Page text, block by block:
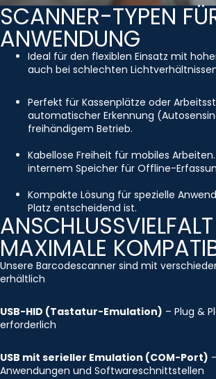
SCANNER-TYPEN
ANWENDUNG
Ideal für den flexiblen Einsatz mit
auch bei schlechten
Perfekt für Kassenplätze oder
automatischer Erkennung
freihändigem Betrieb.
Kabellose Freiheit für mobiles
internem Speicher für Offline-
Kompakte Lösung für spezielle
Platz entscheidend ist.
MAXIMALE
Unsere Barcodescanner sind mit
erhältlich
USB-HID (Tastatur-Emulation) – Plug &
erforderlich
USB mit serieller Emulation (COM-Port)
Anwendungen und Softwareschnittstellen